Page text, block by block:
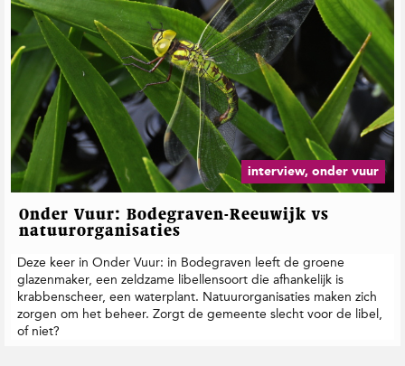
interview, onder vuur
Onder Vuur: Bodegraven-Reeuwijk vs
natuurorganisaties
Deze keer in Onder Vuur: in Bodegraven leeft de groene
glazenmaker, een zeldzame libellensoort die afhankelijk is
krabbenscheer, een waterplant. Natuurorganisaties maken zich
zorgen om het beheer. Zorgt de gemeente slecht voor de libel,
of niet?